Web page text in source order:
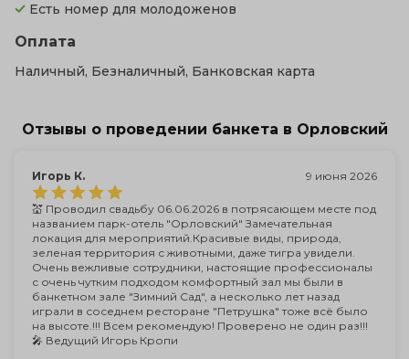
Есть номер для молодоженов
Оплата
Наличный, Безналичный, Банковская карта
Отзывы о проведении банкета в Орловский
Игорь К. 9 июня 2026
💒 Проводил свадьбу 06.06.2026 в потрясающем месте под
названием парк-отель "Орловский" Замечательная
локация для мероприятий.Красивые виды, природа,
зеленая территория с животными, даже тигра увидели.
Очень вежливые сотрудники, настоящие профессионалы
с очень чутким подходом комфортный зал мы были в
банкетном зале "Зимний Сад", а несколько лет назад
играли в соседнем ресторане "Петрушка" тоже всё было
на высоте.!!! Всем рекомендую! Проверено не один раз!!!
🎤 Ведущий Игорь Кропи